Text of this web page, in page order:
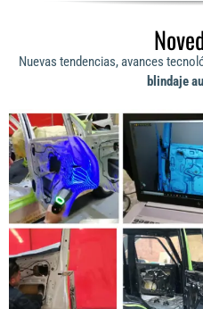
Nuevas tendencias, avances
blindaje